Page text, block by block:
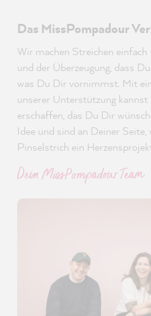
Das MissPompadour
Wir machen Streichen
und der Überzeugung, dass
was Du Dir vornimmst. Mit
unserer Unterstützung
erschaffen, das Du Dir
Idee und sind an Deiner
Pinselstrich ein
Dein MissPompadour Team